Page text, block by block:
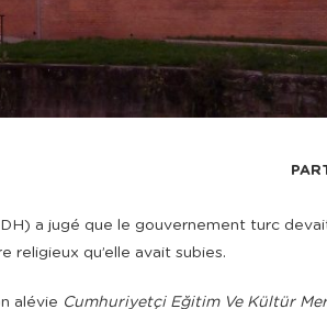
a jugé que le gouvernement turc
religieux qu’elle avait subies.
alévie Cumhuriyetçi Eğitim Ve Kültür